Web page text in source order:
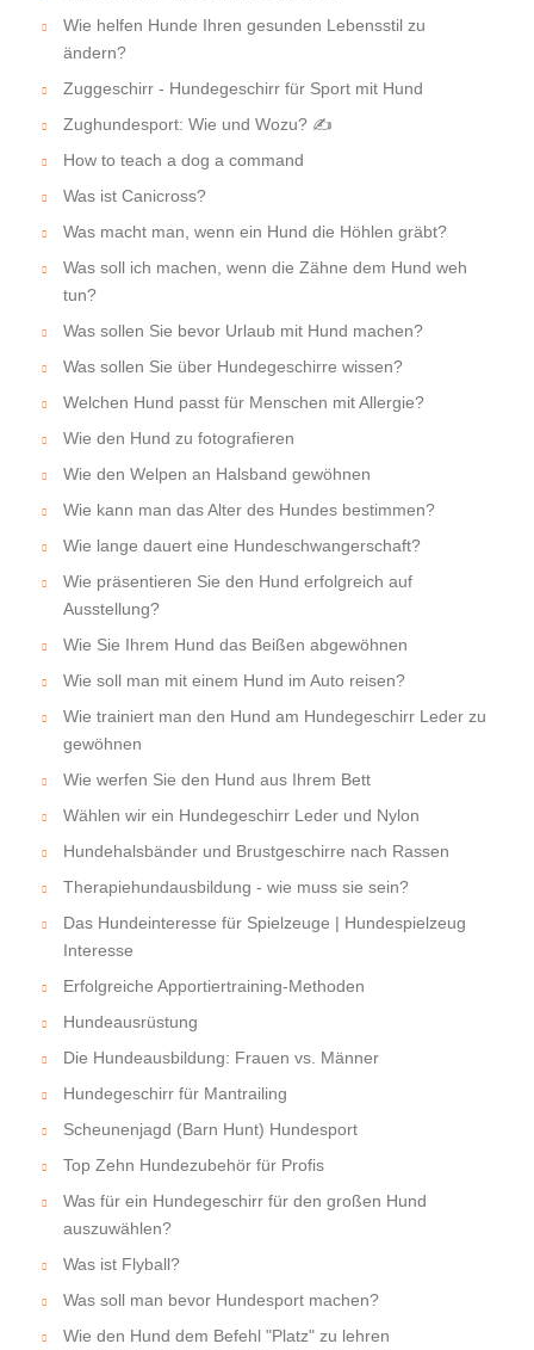
Wie helfen Hunde Ihren gesunden Lebensstil zu
ändern?
Zuggeschirr - Hundegeschirr für Sport mit Hund
Zughundesport: Wie und Wozu? ✍
How to teach a dog a command
Was ist Canicross?
Was macht man, wenn ein Hund die Höhlen gräbt?
Was soll ich machen, wenn die Zähne dem Hund weh
tun?
Was sollen Sie bevor Urlaub mit Hund machen?
Was sollen Sie über Hundegeschirre wissen?
Welchen Hund passt für Menschen mit Allergie?
Wie den Hund zu fotografieren
Wie den Welpen an Halsband gewöhnen
Wie kann man das Alter des Hundes bestimmen?
Wie lange dauert eine Hundeschwangerschaft?
Wie präsentieren Sie den Hund erfolgreich auf
Ausstellung?
Wie Sie Ihrem Hund das Beißen abgewöhnen
Wie soll man mit einem Hund im Auto reisen?
Wie trainiert man den Hund am Hundegeschirr Leder zu
gewöhnen
Wie werfen Sie den Hund aus Ihrem Bett
Wählen wir ein Hundegeschirr Leder und Nylon
Hundehalsbänder und Brustgeschirre nach Rassen
Therapiehundausbildung - wie muss sie sein?
Das Hundeinteresse für Spielzeuge | Hundespielzeug
Interesse
Erfolgreiche Apportiertraining-Methoden
Hundeausrüstung
Die Hundeausbildung: Frauen vs. Männer
Hundegeschirr für Mantrailing
Scheunenjagd (Barn Hunt) Hundesport
Top Zehn Hundezubehör für Profis
Was für ein Hundegeschirr für den großen Hund
auszuwählen?
Was ist Flyball?
Was soll man bevor Hundesport machen?
Wie den Hund dem Befehl "Platz" zu lehren